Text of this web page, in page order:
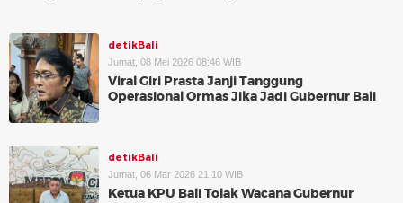
detikBali
Jumat, 08 Mei 2026 08:46 WIB
Viral Giri Prasta Janji Tanggung
Operasional Ormas Jika Jadi Gubernur Bali
detikBali
Jumat, 06 Mar 2026 21:10 WIB
Ketua KPU Bali Tolak Wacana Gubernur